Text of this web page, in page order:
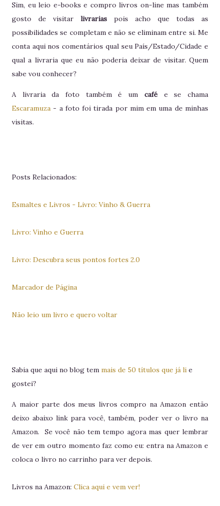
Sim, eu leio e-books e compro livros on-line mas também
gosto de visitar livrarias pois acho que todas as
possibilidades se completam e não se eliminam entre si. Me
conta aqui nos comentários qual seu País/Estado/Cidade e
qual a livraria que eu não poderia deixar de visitar. Quem
sabe vou conhecer?
A livraria da foto também é um cafée se chama
Escaramuza - a foto foi tirada por mim em uma de minhas
visitas.
Posts Relacionados:
Esmaltes e Livros - Livro: Vinho & Guerra
Livro: Vinho e Guerra
Livro: Descubra seus pontos fortes 2.0
Marcador de Página
Não leio um livro e quero voltar
Sabia que aqui no blog tem mais de 50 títulos que já li e
gostei?
A maior parte dos meus livros compro na Amazon então
deixo abaixo link para você, também, poder ver o livro na
Amazon. Se você não tem tempo agora mas quer lembrar
de ver em outro momento faz como eu: entra na Amazon e
coloca o livro no carrinho para ver depois.
Livros na Amazon: Clica aqui e vem ver!